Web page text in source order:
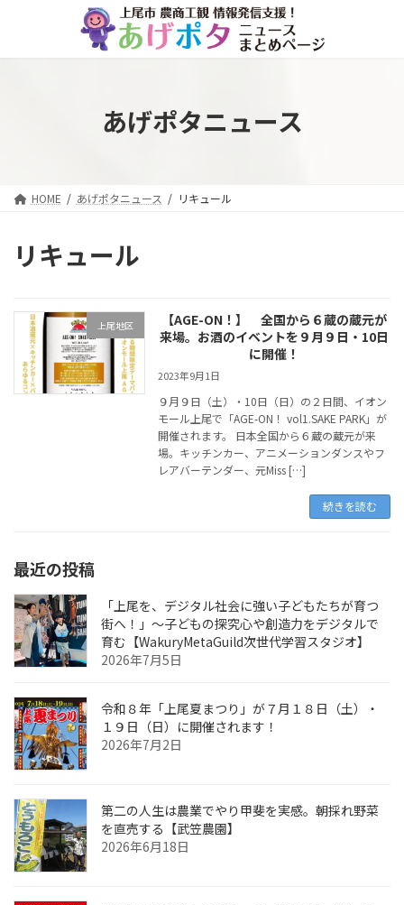
ン
ー
あげポタニュース
HOME あげポタニュース リキュール
リキュール
上尾地区
【AGE-ON！】 全国から６蔵の蔵元が
来場。お酒のイベントを９月９日・10日
に開催！
2023年9月1日
９月９日（土）・10日（日）の２日間、イオン
モール上尾で「AGE-ON！ vol1.SAKE PARK」が
開催されます。 日本全国から６蔵の蔵元が来
場。キッチンカー、アニメーションダンスやフ
レアバーテンダー、元Miss […]
続きを読む
最近の投稿
「上尾を、デジタル社会に強い子どもたちが育つ
街へ！」〜子どもの探究心や創造力をデジタルで
育む【WakuryMetaGuild次世代学習スタジオ】
2026年7月5日
令和８年「上尾夏まつり」が７月１８日（土）・
１９日（日）に開催されます！
2026年7月2日
第二の人生は農業でやり甲斐を実感。朝採れ野菜
を直売する【武笠農園】
2026年6月18日